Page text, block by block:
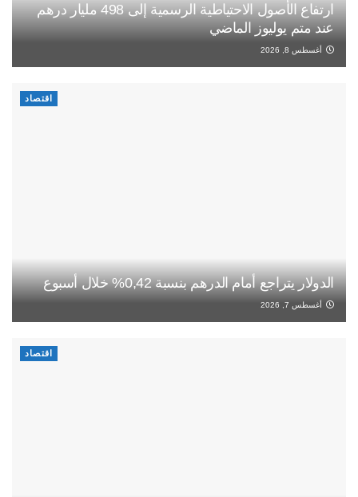
ارتفاع الأصول الاحتياطية الرسمية إلى 498 مليار درهم
عند متم يوليوز الماضي
أغسطس 8, 2026
اقتصاد
الدولار يتراجع أمام الدرهم بنسبة 0,42% خلال أسبوع
أغسطس 7, 2026
اقتصاد